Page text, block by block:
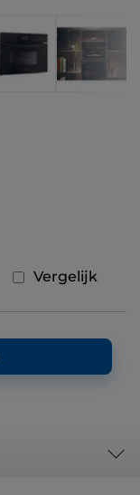
Vergelijk